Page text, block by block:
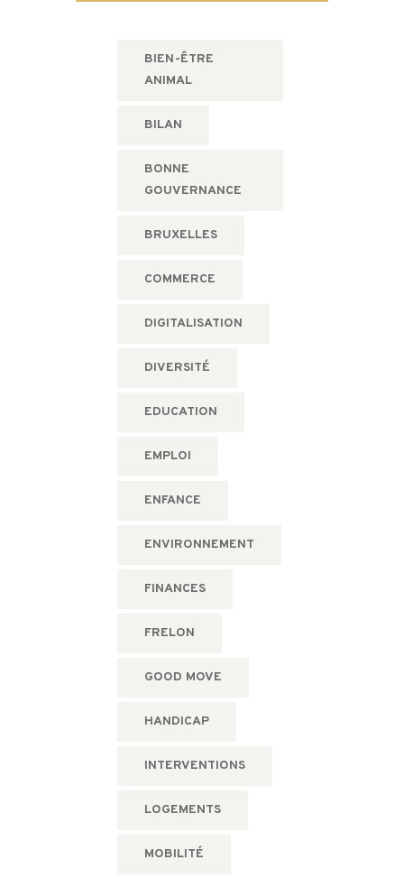
BIEN-ÊTRE
ANIMAL
BILAN
BONNE
GOUVERNANCE
BRUXELLES
COMMERCE
DIGITALISATION
DIVERSITÉ
EDUCATION
EMPLOI
ENFANCE
ENVIRONNEMENT
FINANCES
FRELON
GOOD MOVE
HANDICAP
INTERVENTIONS
LOGEMENTS
MOBILITÉ